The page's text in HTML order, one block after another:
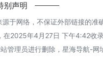
别声明
于网络，不保证外部链接的准
2025年4月27日 下午4:42收
管理员进行删除，星海导航-网